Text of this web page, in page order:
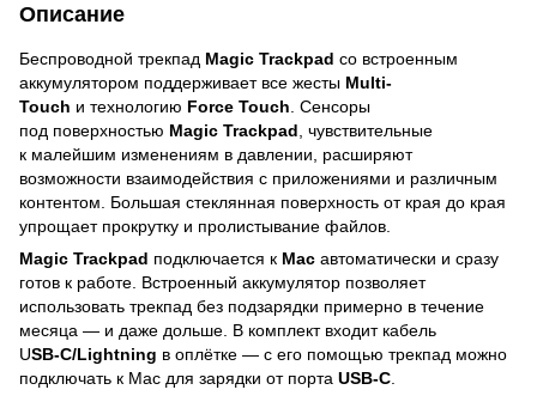
Описание
Беспроводной трекпад Magic Trackpad со встроенным
аккумулятором поддерживает все жесты Multi-
Touch и технологию Force Touch . Сенсоры
под поверхностью Magic Trackpad , чувствительные
к малейшим изменениям в давлении, расширяют
возможности взаимодействия с приложениями и различным
контентом. Большая стеклянная поверхность от края до края
упрощает прокрутку и пролистывание файлов.
Magic Trackpad подключается к Mac автоматически и сразу
готов к работе. Встроенный аккумулятор позволяет
использовать трекпад без подзарядки примерно в течение
месяца — и даже дольше. В комплект входит кабель
USB‑C/Lightning в оплётке — с его помощью трекпад можно
подключать к Mac для зарядки от порта USB‑C